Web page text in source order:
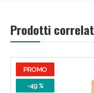
Prodotti
PROMO
-49 %